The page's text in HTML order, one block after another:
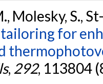
Molesky, S.,
for
, 292, 113804